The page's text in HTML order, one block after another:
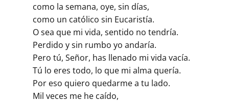
como la semana, oye, sin días,
como un católico sin Eucaristía.
O sea que mi vida, sentido no tendría.
Perdido y sin rumbo yo andaría.
Pero tú, Señor, has llenado mi vida vacía.
Tú lo eres todo, lo que mi alma quería.
Por eso quiero quedarme a tu lado.
Mil veces me he caído,